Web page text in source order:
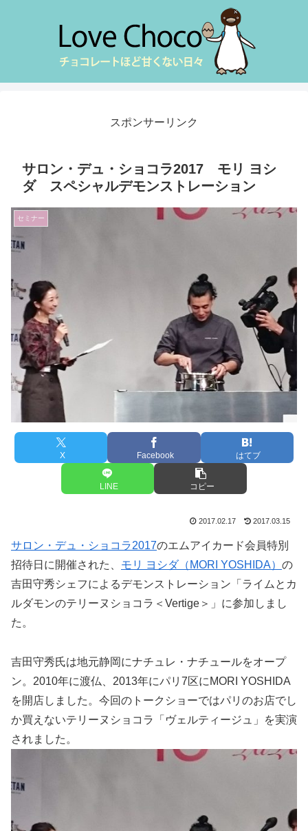
スポンサーリンク
サロン・デュ・ショコラ2017 モリ ヨシ
ダ スペシャルデモンストレーション
セミナー
X Facebook はてブ
LINE コピー
2017.02.17 2017.03.15
サロン・デュ・ショコラ2017のエムアイカード会員特別
招待日に開催された、 モリ ヨシダ（MORI YOSHIDA） の
吉田守秀シェフによるデモンストレーション「ライムとカ
ルダモンのテリーヌショコラ＜Vertige＞」に参加しまし
た。
吉田守秀氏は地元静岡にナチュレ・ナチュールをオープ
ン。2010年に渡仏、2013年にパリ7区にMORI YOSHIDA
を開店しました。今回のトークショーではパリのお店でし
か買えないテリーヌショコラ「ヴェルティージュ」を実演
されました。